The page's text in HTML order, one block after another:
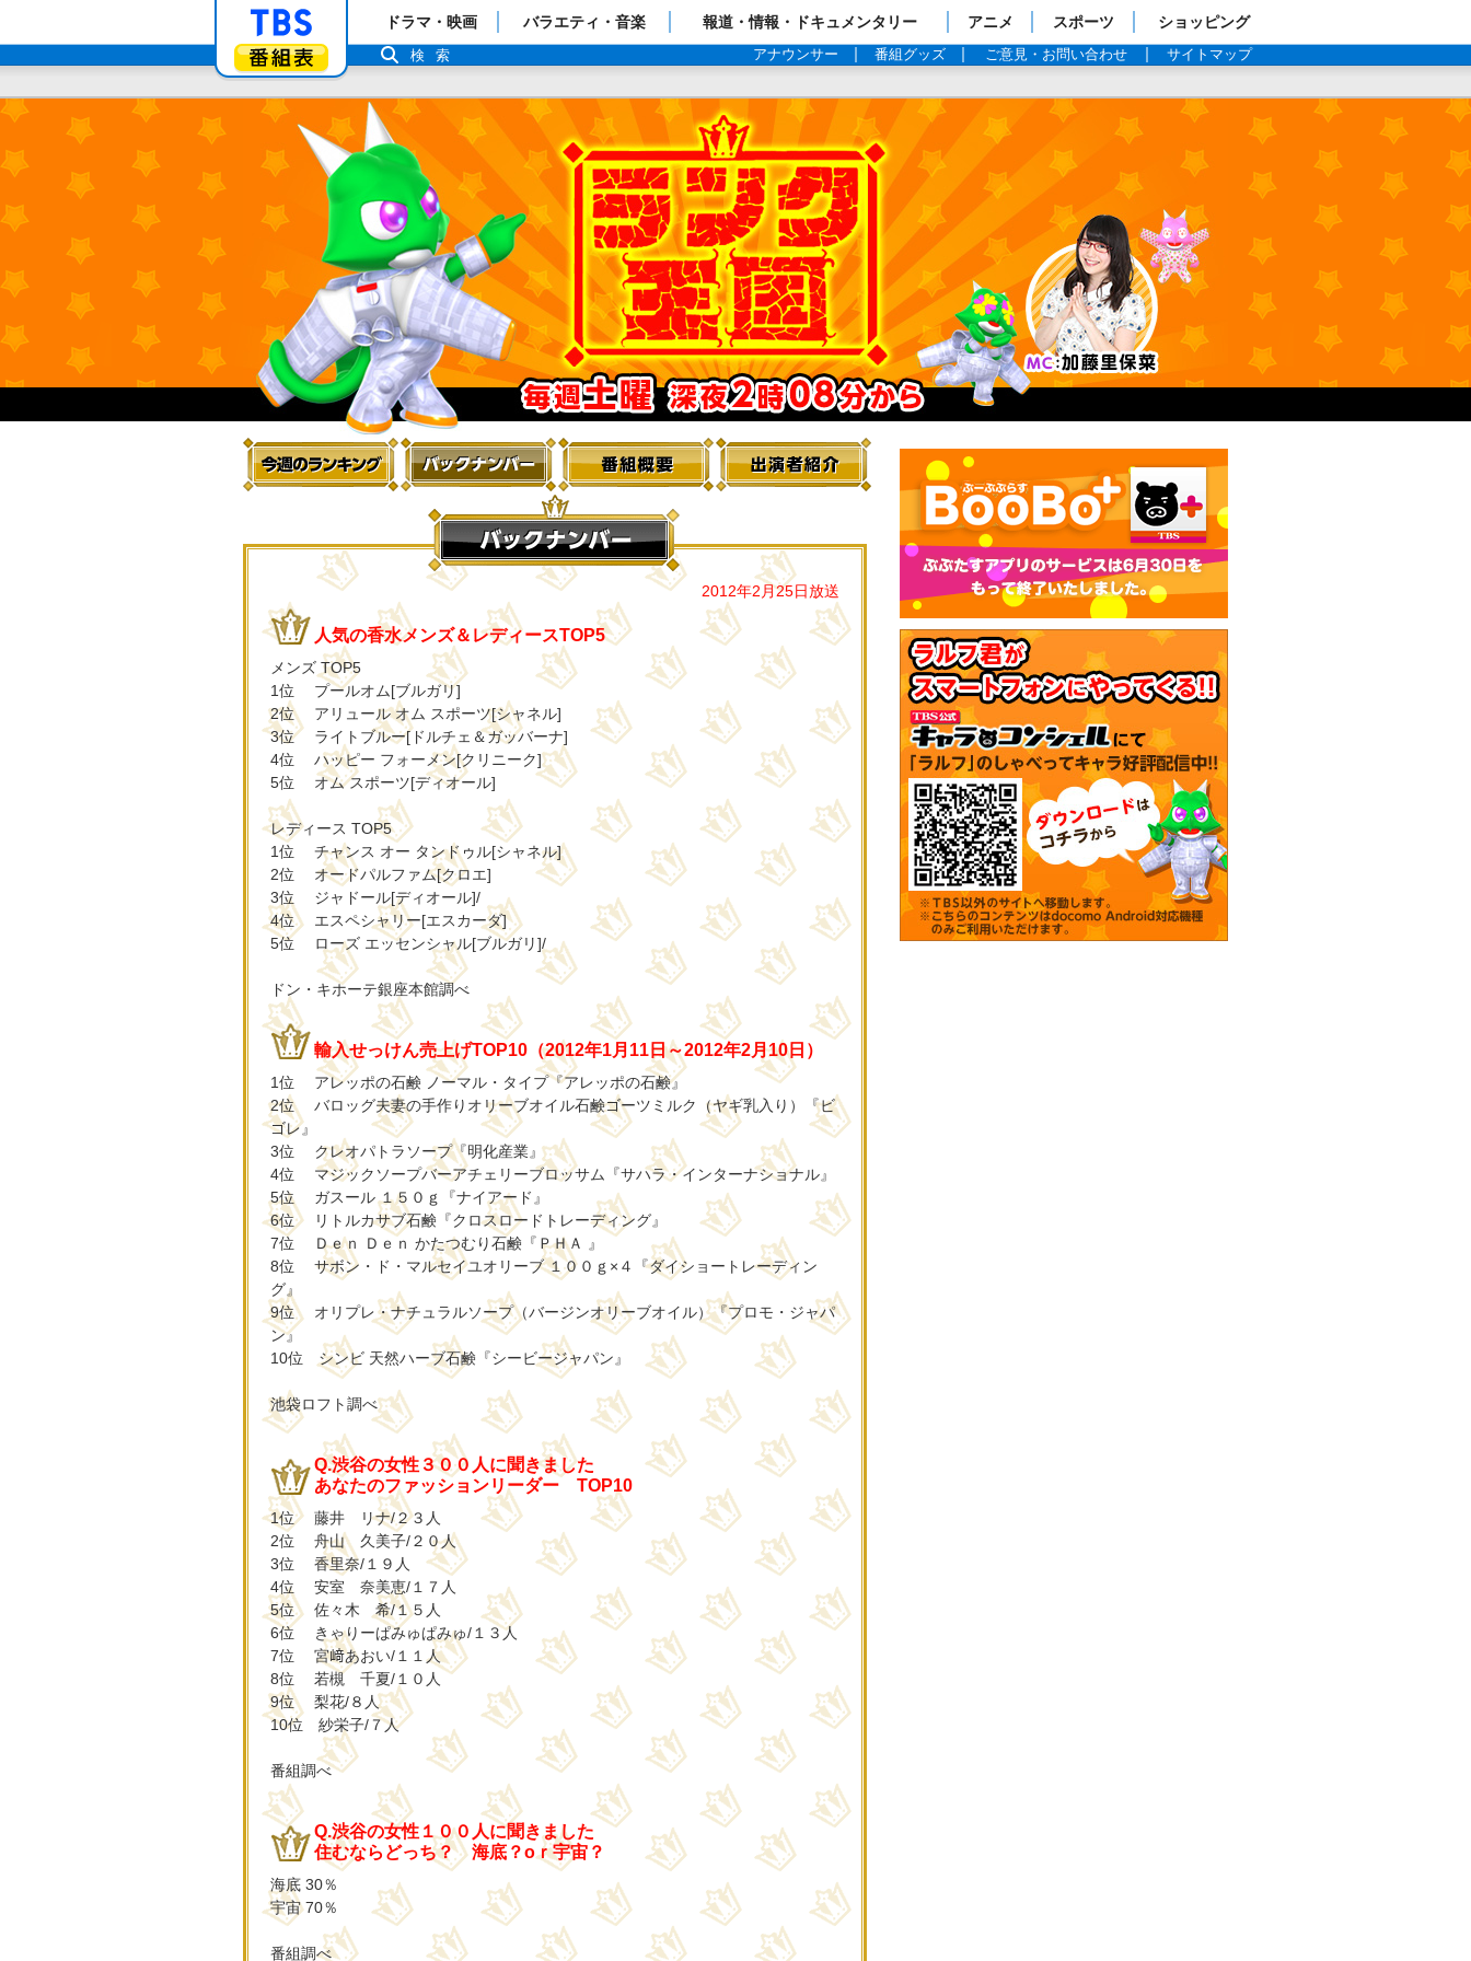
「TBSテレビ」トップページ
番組表
ドラマ・映画 バラエティ・音楽 報道・情報・ドキュメンタリー アニメ スポーツ ショッピング
アナウンサー 番組グッズ ご意見・お問い合わせ サイトマップ
検索
2012年2月25日放送
人気の香水メンズ＆レディースTOP5
メンズ TOP5
1位 プールオム[ブルガリ]
2位 アリュール オム スポーツ[シャネル]
3位 ライトブルー[ドルチェ＆ガッバーナ]
4位 ハッピー フォーメン[クリニーク]
5位 オム スポーツ[ディオール]
レディース TOP5
1位 チャンス オー タンドゥル[シャネル]
2位 オードパルファム[クロエ]
3位 ジャドール[ディオール]/
4位 エスペシャリー[エスカーダ]
5位 ローズ エッセンシャル[ブルガリ]/
ドン・キホーテ銀座本館調べ
輸入せっけん売上げTOP10（2012年1月11日～2012年2月10日）
1位 アレッポの石鹸 ノーマル・タイプ『アレッポの石鹸』
2位 バロッグ夫妻の手作りオリーブオイル石鹸ゴーツミルク（ヤギ乳入り）『ビ
ゴレ』
3位 クレオパトラソープ『明化産業』
4位 マジックソープバーアチェリーブロッサム『サハラ・インターナショナル』
5位 ガスール １５０ｇ『ナイアード』
6位 リトルカサブ石鹸『クロスロードトレーディング』
7位 Ｄｅｎ Ｄｅｎ かたつむり石鹸『ＰＨＡ 』
8位 サボン・ド・マルセイユオリーブ １００ｇ×４『ダイショートレーディン
グ』
9位 オリプレ・ナチュラルソープ（バージンオリーブオイル）『プロモ・ジャパ
ン』
10位 シンビ 天然ハーブ石鹸『シービージャパン』
池袋ロフト調べ
Q.渋谷の女性３００人に聞きました
あなたのファッションリーダー TOP10
1位 藤井 リナ/２３人
2位 舟山 久美子/２０人
3位 香里奈/１９人
4位 安室 奈美恵/１７人
5位 佐々木 希/１５人
6位 きゃりーぱみゅぱみゅ/１３人
7位 宮﨑あおい/１１人
8位 若槻 千夏/１０人
9位 梨花/８人
10位 紗栄子/７人
番組調べ
Q.渋谷の女性１００人に聞きました
住むならどっち？ 海底？oｒ宇宙？
海底 30％
宇宙 70％
番組調べ